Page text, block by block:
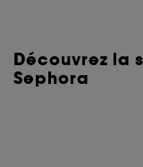
*Clean at Sephora
sélectionnés avec
Découvrez la
Sephora